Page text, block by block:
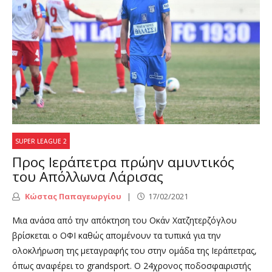
SUPER LEAGUE 2
Προς Ιεράπετρα πρώην αμυντικός
του Απόλλωνα Λάρισας
Κώστας Παπαγεωργίου 17/02/2021
Μια ανάσα από την απόκτηση του Οκάν Χατζητερζόγλου
βρίσκεται ο ΟΦΙ καθώς απομένουν τα τυπικά για την
ολοκλήρωση της μεταγραφής του στην ομάδα της Ιεράπετρας,
όπως αναφέρει το grandsport. Ο 24χρονος ποδοσφαιριστής